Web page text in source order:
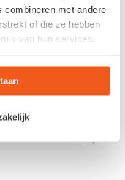
combineren met andere
of die ze hebben
van hun services.
bij een
en voert een
advies zonder
*